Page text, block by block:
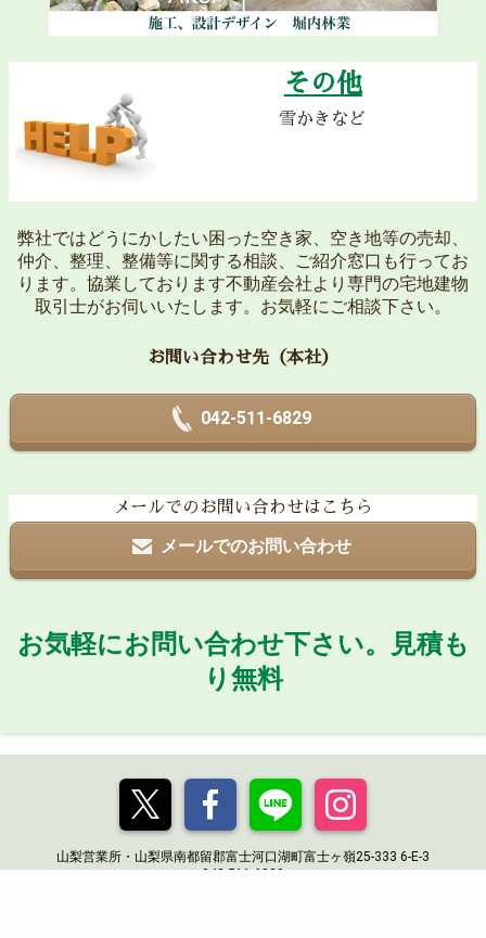
その他
雪かきなど
弊社ではどうにかしたい困った空き家、空き地等の売却、
仲介、整理、整備等に関する相談、ご紹介窓口も行ってお
ります。協業しております不動産会社より専門の宅地建物
取引士がお伺いいたします。お気軽にご相談下さい。
お問い合わせ先（本社）
042-511-6829
メールでのお問い合わせはこちら
メールでのお問い合わせ
お気軽にお問い合わせ下さい。見積も
り無料
山梨営業所・山梨県南都留郡富士河口湖町富士ヶ嶺25-333 6-E-3
042-511-6829